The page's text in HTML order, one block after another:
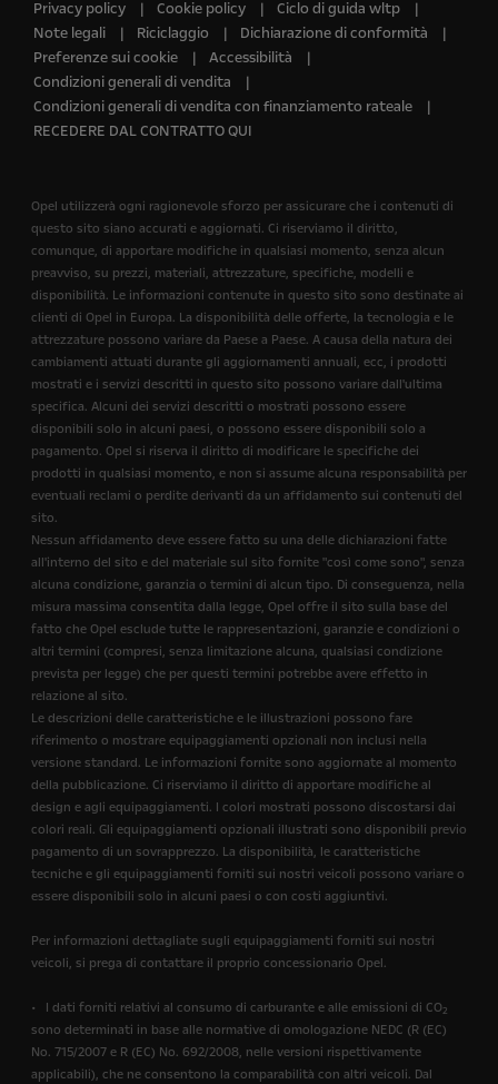
Privacy policy
Cookie policy
Ciclo di guida wltp
Note legali
Riciclaggio
Dichiarazione di conformità
Preferenze sui cookie
Accessibilità
Condizioni generali di vendita
Condizioni generali di vendita con finanziamento rateale
RECEDERE DAL CONTRATTO QUI
Opel utilizzerà ogni ragionevole sforzo per assicurare che i contenuti di
questo sito siano accurati e aggiornati. Ci riserviamo il diritto,
comunque, di apportare modifiche in qualsiasi momento, senza alcun
preavviso, su prezzi, materiali, attrezzature, specifiche, modelli e
disponibilità. Le informazioni contenute in questo sito sono destinate ai
clienti di Opel in Europa. La disponibilità delle offerte, la tecnologia e le
attrezzature possono variare da Paese a Paese. A causa della natura dei
cambiamenti attuati durante gli aggiornamenti annuali, ecc, i prodotti
mostrati e i servizi descritti in questo sito possono variare dall'ultima
specifica. Alcuni dei servizi descritti o mostrati possono essere
disponibili solo in alcuni paesi, o possono essere disponibili solo a
pagamento. Opel si riserva il diritto di modificare le specifiche dei
prodotti in qualsiasi momento, e non si assume alcuna responsabilità per
eventuali reclami o perdite derivanti da un affidamento sui contenuti del
sito.
Nessun affidamento deve essere fatto su una delle dichiarazioni fatte
all'interno del sito e del materiale sul sito fornite "così come sono", senza
alcuna condizione, garanzia o termini di alcun tipo. Di conseguenza, nella
misura massima consentita dalla legge, Opel offre il sito sulla base del
fatto che Opel esclude tutte le rappresentazioni, garanzie e condizioni o
altri termini (compresi, senza limitazione alcuna, qualsiasi condizione
prevista per legge) che per questi termini potrebbe avere effetto in
relazione al sito.
Le descrizioni delle caratteristiche e le illustrazioni possono fare
riferimento o mostrare equipaggiamenti opzionali non inclusi nella
versione standard. Le informazioni fornite sono aggiornate al momento
della pubblicazione. Ci riserviamo il diritto di apportare modifiche al
design e agli equipaggiamenti. I colori mostrati possono discostarsi dai
colori reali. Gli equipaggiamenti opzionali illustrati sono disponibili previo
pagamento di un sovrapprezzo. La disponibilità, le caratteristiche
tecniche e gli equipaggiamenti forniti sui nostri veicoli possono variare o
essere disponibili solo in alcuni paesi o con costi aggiuntivi.
Per informazioni dettagliate sugli equipaggiamenti forniti sui nostri
veicoli, si prega di contattare il proprio concessionario Opel.
• I dati forniti relativi al consumo di carburante e alle emissioni di CO2
sono determinati in base alle normative di omologazione NEDC (R (EC)
No. 715/2007 e R (EC) No. 692/2008, nelle versioni rispettivamente
applicabili), che ne consentono la comparabilità con altri veicoli. Dal